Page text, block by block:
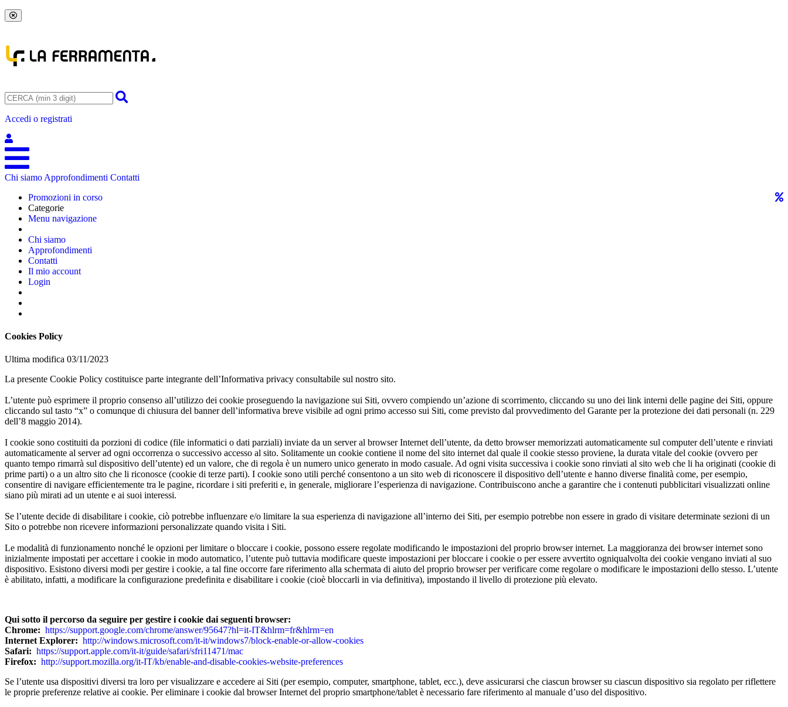
Accedi o registrati
Chi siamo Approfondimenti Contatti
Promozioni in corso
Categorie
Menu navigazione
Chi siamo
Approfondimenti
Contatti
Il mio account
Login
Cookies Policy
Ultima modifica 03/11/2023
La presente Cookie Policy costituisce parte integrante dell’Informativa privacy consultabile sul nostro sito.
L’utente può esprimere il proprio consenso all’utilizzo dei cookie proseguendo la navigazione sui Siti, ovvero compiendo un’azione di scorrimento, cliccando su uno dei link interni delle pagine dei Siti, oppure
cliccando sul tasto “x” o comunque di chiusura del banner dell’informativa breve visibile ad ogni primo accesso sui Siti, come previsto dal provvedimento del Garante per la protezione dei dati personali (n. 229
dell’8 maggio 2014).
I cookie sono costituiti da porzioni di codice (file informatici o dati parziali) inviate da un server al browser Internet dell’utente, da detto browser memorizzati automaticamente sul computer dell’utente e rinviati
automaticamente al server ad ogni occorrenza o successivo accesso al sito. Solitamente un cookie contiene il nome del sito internet dal quale il cookie stesso proviene, la durata vitale del cookie (ovvero per
quanto tempo rimarrà sul dispositivo dell’utente) ed un valore, che di regola è un numero unico generato in modo casuale. Ad ogni visita successiva i cookie sono rinviati al sito web che li ha originati (cookie di
prime parti) o a un altro sito che li riconosce (cookie di terze parti). I cookie sono utili perché consentono a un sito web di riconoscere il dispositivo dell’utente e hanno diverse finalità come, per esempio,
consentire di navigare efficientemente tra le pagine, ricordare i siti preferiti e, in generale, migliorare l’esperienza di navigazione. Contribuiscono anche a garantire che i contenuti pubblicitari visualizzati online
siano più mirati ad un utente e ai suoi interessi.
Se l’utente decide di disabilitare i cookie, ciò potrebbe influenzare e/o limitare la sua esperienza di navigazione all’interno dei Siti, per esempio potrebbe non essere in grado di visitare determinate sezioni di un
Sito o potrebbe non ricevere informazioni personalizzate quando visita i Siti.
Le modalità di funzionamento nonché le opzioni per limitare o bloccare i cookie, possono essere regolate modificando le impostazioni del proprio browser internet. La maggioranza dei browser internet sono
inizialmente impostati per accettare i cookie in modo automatico, l’utente può tuttavia modificare queste impostazioni per bloccare i cookie o per essere avvertito ogniqualvolta dei cookie vengano inviati al suo
dispositivo. Esistono diversi modi per gestire i cookie, a tal fine occorre fare riferimento alla schermata di aiuto del proprio browser per verificare come regolare o modificare le impostazioni dello stesso. L’utente
è abilitato, infatti, a modificare la configurazione predefinita e disabilitare i cookie (cioè bloccarli in via definitiva), impostando il livello di protezione più elevato.
Qui sotto il percorso da seguire per gestire i cookie dai seguenti browser:
Chrome: https://support.google.com/chrome/answer/95647?hl=it-IT&hlrm=fr&hlrm=en
Internet Explorer: http://windows.microsoft.com/it-it/windows7/block-enable-or-allow-cookies
Safari: https://support.apple.com/it-it/guide/safari/sfri11471/mac
Firefox: http://support.mozilla.org/it-IT/kb/enable-and-disable-cookies-website-preferences
Se l’utente usa dispositivi diversi tra loro per visualizzare e accedere ai Siti (per esempio, computer, smartphone, tablet, ecc.), deve assicurarsi che ciascun browser su ciascun dispositivo sia regolato per riflettere
le proprie preferenze relative ai cookie. Per eliminare i cookie dal browser Internet del proprio smartphone/tablet è necessario fare riferimento al manuale d’uso del dispositivo.